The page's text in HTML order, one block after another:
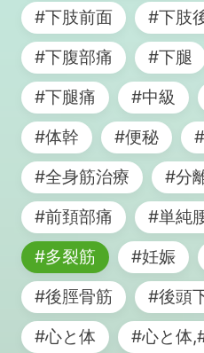
#下肢前面
#下肢
#下腹部痛
#下腿
#下腿痛
#中級
#体幹
#便秘
#全身筋治療
#分
#前頚部痛
#単純
#多裂筋
#妊娠
#後脛骨筋
#後頭
#心と体
#心と体